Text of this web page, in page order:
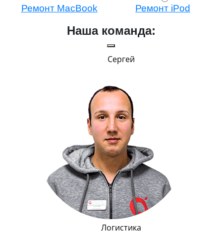
Ремонт MacBook Ремонт iPod
Наша команда:
Сергей
Логистика